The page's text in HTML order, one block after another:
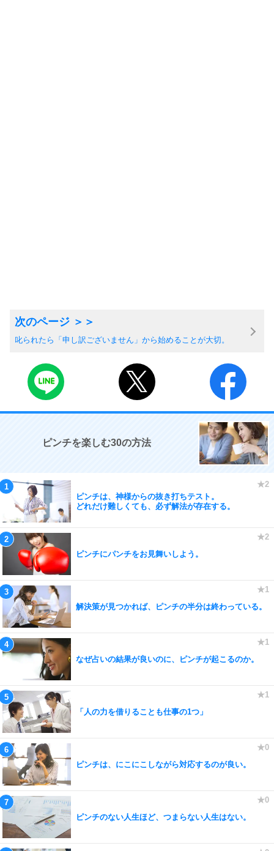
叱られたら「申し訳ございません」から始めることが大切。
ピンチを楽しむ30の方法
ピンチは、神様からの抜き打ちテスト。
どれだけ難しくても、必ず解法が存在する。
ピンチにパンチをお見舞いしよう。
解決策が見つかれば、ピンチの半分は終わっている。
なぜ占いの結果が良いのに、ピンチが起こるのか。
「人の力を借りることも仕事の1つ」
ピンチは、にこにこしながら対応するのが良い。
ピンチのない人生ほど、つまらない人生はない。